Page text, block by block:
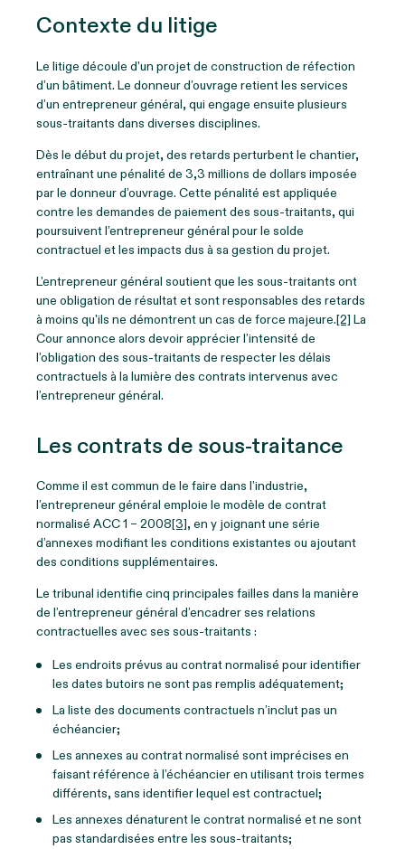
Contexte du litige
Le litige découle d'un projet de construction de réfection
d’un bâtiment. Le donneur d’ouvrage retient les services
d’un entrepreneur général, qui engage ensuite plusieurs
sous-traitants dans diverses disciplines.
Dès le début du projet, des retards perturbent le chantier,
entraînant une pénalité de 3,3 millions de dollars imposée
par le donneur d’ouvrage. Cette pénalité est appliquée
contre les demandes de paiement des sous-traitants, qui
poursuivent l’entrepreneur général pour le solde
contractuel et les impacts dus à sa gestion du projet.
L’entrepreneur général soutient que les sous-traitants ont
une obligation de résultat et sont responsables des retards
à moins qu'ils ne démontrent un cas de force majeure.[2] La
Cour annonce alors devoir apprécier l’intensité de
l’obligation des sous-traitants de respecter les délais
contractuels à la lumière des contrats intervenus avec
l’entrepreneur général.
Les contrats de sous-traitance
Comme il est commun de le faire dans l’industrie,
l’entrepreneur général emploie le modèle de contrat
normalisé ACC 1 – 2008[3], en y joignant une série
d’annexes modifiant les conditions existantes ou ajoutant
des conditions supplémentaires.
Le tribunal identifie cinq principales failles dans la manière
de l’entrepreneur général d’encadrer ses relations
contractuelles avec ses sous-traitants :
Les endroits prévus au contrat normalisé pour identifier
les dates butoirs ne sont pas remplis adéquatement;
La liste des documents contractuels n’inclut pas un
échéancier;
Les annexes au contrat normalisé sont imprécises en
faisant référence à l’échéancier en utilisant trois termes
différents, sans identifier lequel est contractuel;
Les annexes dénaturent le contrat normalisé et ne sont
pas standardisées entre les sous-traitants;